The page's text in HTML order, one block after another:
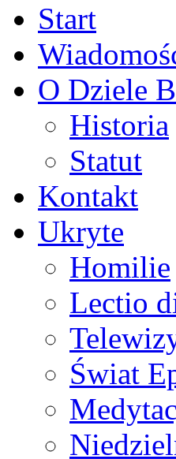
Start
O Dziele
Historia
Statut
Kontakt
Ukryte
Homilie
Lectio
Świat